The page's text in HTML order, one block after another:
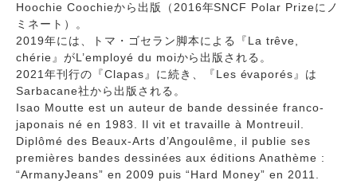
Hoochie Coochieから出版（2016年SNCF Polar Prizeにノ
ミネート）。
2019年には、トマ・ゴセラン脚本による『La trêve,
chérie』がL’employé du moiから出版される。
2021年刊行の『Clapas』に続き、『Les évaporés』は
Sarbacane社から出版される。
Isao Moutte est un auteur de bande dessinée franco-
japonais né en 1983. Il vit et travaille à Montreuil.
Diplômé des Beaux-Arts d’Angoulême, il publie ses
premières bandes dessinées aux éditions Anathème :
“ArmanyJeans” en 2009 puis “Hard Money” en 2011.